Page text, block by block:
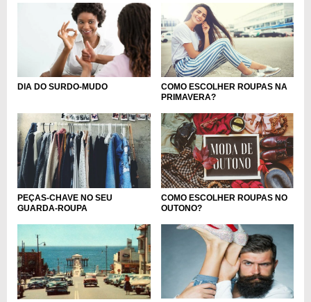
DIA DO SURDO-MUDO
COMO ESCOLHER ROUPAS NA
PRIMAVERA?
PEÇAS-CHAVE NO SEU
GUARDA-ROUPA
COMO ESCOLHER ROUPAS NO
OUTONO?